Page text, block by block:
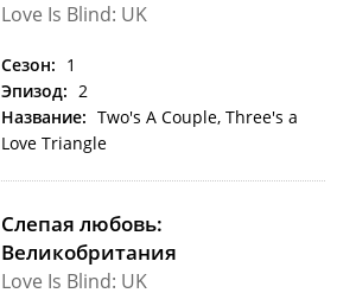
Love Is Blind: UK
Сезон: 1
Эпизод: 2
Название: Two's A Couple, Three's a
Love Triangle
Слепая любовь:
Великобритания
Love Is Blind: UK